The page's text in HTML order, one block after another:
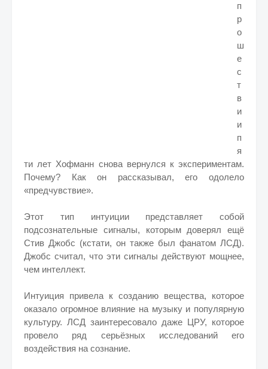
п
р
о
ш
е
с
т
в
и
и
п
я
ти лет Хофманн снова вернулся к экспериментам.
Почему? Как он рассказывал, его одолело
«предчувствие».
Этот тип интуиции представляет собой
подсознательные сигналы, которым доверял ещё
Стив Джобс (кстати, он также был фанатом ЛСД).
Джобс считал, что эти сигналы действуют мощнее,
чем интеллект.
Интуиция привела к созданию вещества, которое
оказало огромное влияние на музыку и популярную
культуру. ЛСД заинтересовало даже ЦРУ, которое
провело ряд серьёзных исследований его
воздействия на сознание.